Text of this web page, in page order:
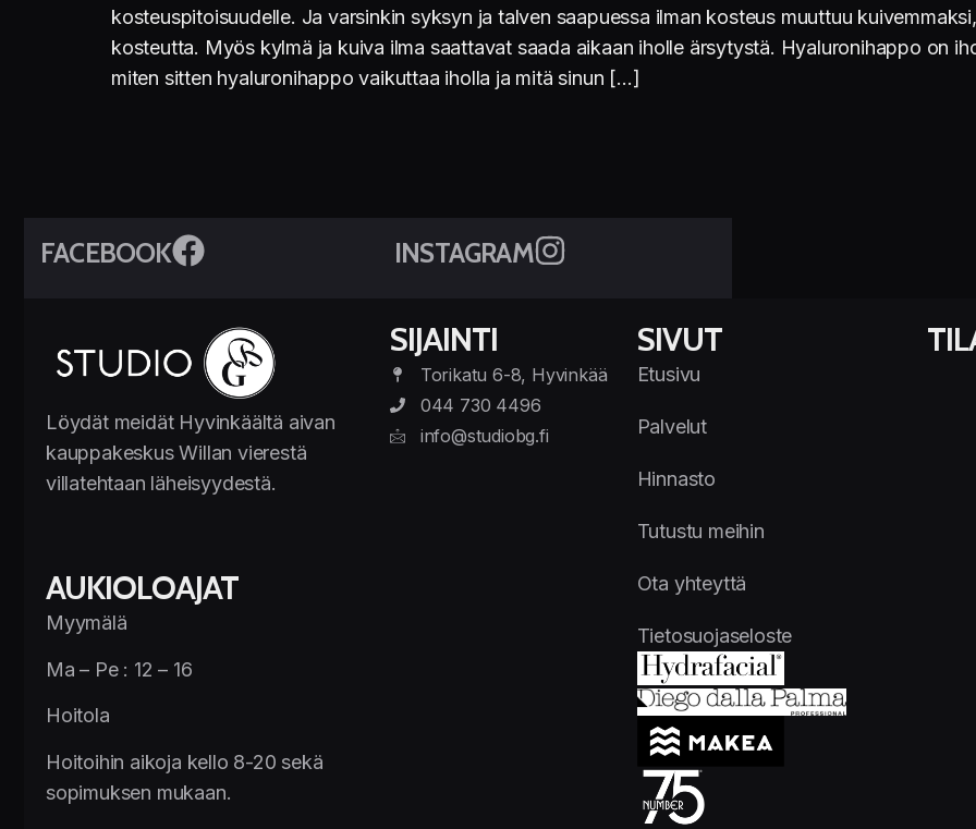
kosteuspitoisuudelle. Ja varsinkin syksyn ja talven saapuessa ilman kosteus muuttuu
kosteutta. Myös kylmä ja kuiva ilma saattavat saada aikaan iholle ärsytystä. Hyaluronihappo on
miten sitten hyaluronihappo vaikuttaa iholla ja mitä sinun […]
FACEBOOK INSTAGRAM
Löydät meidät Hyvinkäältä aivan
kauppakeskus Willan vierestä
villatehtaan läheisyydestä.
AUKIOLOAJAT
Myymälä
Ma – Pe : 12 – 16
Hoitola
Hoitoihin aikoja kello 8-20 sekä
sopimuksen mukaan.
SIJAINTI
Torikatu 6-8, Hyvinkää
044 730 4496
info@studiobg.fi
SIVUT
Etusivu
Palvelut
Hinnasto
Tutustu meihin
Ota yhteyttä
Tietosuojaseloste